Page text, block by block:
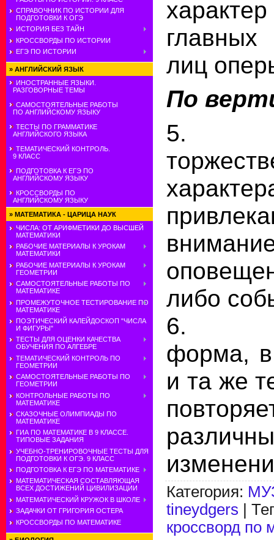
СПРАВОЧНИК ПО ИСТОРИИ ДЛЯ
ПОДГОТОВКИ К ОГЭ
ИСТОРИЯ БЕЗ ТАЙН
КРОССВОРДЫ ПО ИСТОРИИ
ЕГЭ ПО ИСТОРИИ
» АНГЛИЙСКИЙ ЯЗЫК
ИНОСТРАННЫЕ ЯЗЫКИ.
РАЗГОВОРНЫЕ ТЕМЫ
САМОСТОЯТЕЛЬНЫЕ РАБОТЫ
ПО АНГЛИЙСКОМУ ЯЗЫКУ
ТЕСТЫ ПО ГРАММАТИКЕ
АНГЛИЙСКОГО ЯЗЫКА
ТЕМАТИЧЕСКИЙ КОНТРОЛЬ.
9 КЛАСС
ПОДГОТОВКА К ЕГЭ ПО
АНГЛИЙСКОМУ ЯЗЫКУ
КРОССВОРДЫ ПО
АНГЛИЙСКОМУ ЯЗЫКУ
» МАТЕМАТИКА - ЦАРИЦА НАУК
ЧИСЛА: ОТ АРИФМЕТИКИ ДО ВЫСШЕЙ
МАТЕМАТИКИ
РАБОЧИЕ МАТЕРИАЛЫ К УРОКАМ
МАТЕМАТИКИ
РАБОЧИЕ МАТЕРИАЛЫ К УРОКАМ
ГЕОМЕТРИИ
САМОСТОЯТЕЛЬНЫЕ РАБОТЫ ПО
МАТЕМАТИКЕ
ПРОМЕЖУТОЧНОЕ ТЕСТИРОВАНИЕ ПО
МАТЕМАТИКЕ
ПОЭТИЧЕСКИЙ КАЛЕЙДОСКОП "ЧИСЛА
И ФИГУРЫ"
ТЕСТЫ ДЛЯ ОЦЕНКИ КАЧЕСТВА
ОБУЧЕНИЯ ПО АЛГЕБРЕ
ТЕМАТИЧЕСКИЙ КОНТРОЛЬ ПО
ГЕОМЕТРИИ
САМОСТОЯТЕЛЬНЫЕ РАБОТЫ ПО
ГЕОМЕТРИИ
КОНТРОЛЬНЫЕ РАБОТЫ ПО
МАТЕМАТИКЕ
СКАЗОЧНЫЕ ОЛИМПИАДЫ ПО
МАТЕМАТИКЕ
ГИА ПО МАТЕМАТИКЕ В 9 КЛАССЕ.
ТИПОВЫЕ ЗАДАНИЯ
УЧЕБНО-ТРЕНИРОВОЧНЫЕ ТЕСТЫ ДЛЯ
ПОДГОТОВКИ К ОГЭ. 9 КЛАСС
ПОДГОТОВКА К ЕГЭ ПО МАТЕМАТИКЕ
МАТЕМАТИЧЕСКАЯ СОСТАВЛЯЮЩАЯ
ВСЕХ ДОСТИЖЕНИЙ ЦИВИЛИЗАЦИИ
МАТЕМАТИЧЕСКИЙ КРУЖОК В ШКОЛЕ
ЗАДАЧКИ ОТ ГРИГОРИЯ ОСТЕРА
КРОССВОРДЫ ПО МАТЕМАТИКЕ
лиц
По
5.
либо
6.
форма, в
и та же
Категория:
tineydgers |
кроссворд по